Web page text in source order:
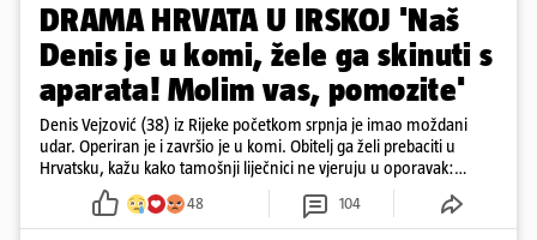
DRAMA HRVATA U IRSKOJ 'Naš
Denis je u komi, žele ga skinuti s
aparata! Molim vas, pomozite'
Denis Vejzović (38) iz Rijeke početkom srpnja je imao moždani
udar. Operiran je i završio je u komi. Obitelj ga želi prebaciti u
Hrvatsku, kažu kako tamošnji liječnici ne vjeruju u oporavak:
'Imamo 72 sata'
48 104